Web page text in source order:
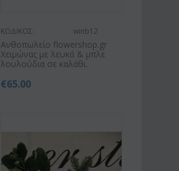
ΚΩΔΙΚΟΣ: winb12
Ανθοπωλείο flowershop.gr
Χειμώνας με λευκά & μπλε
λουλούδια σε καλάθι.
€65.00